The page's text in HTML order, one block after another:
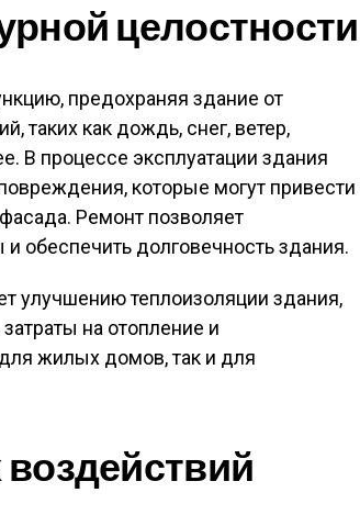
целостности
предохраняя здание от
таких как дождь, снег, ветер,
В процессе эксплуатации здания
которые могут привести
Ремонт позволяет
обеспечить долговечность здания.
улучшению теплоизоляции здания,
на отопление и
жилых домов, так и для